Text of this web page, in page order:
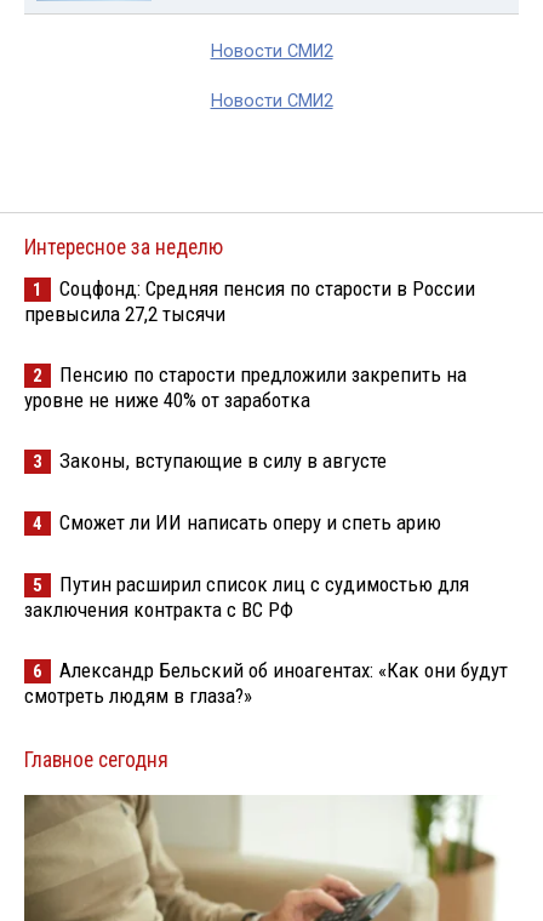
Новости СМИ2
Новости СМИ2
Интересное за неделю
1
Соцфонд: Средняя пенсия по старости в России
превысила 27,2 тысячи
2
Пенсию по старости предложили закрепить на
уровне не ниже 40% от заработка
3 Законы, вступающие в силу в августе
4 Сможет ли ИИ написать оперу и спеть арию
5
Путин расширил список лиц с судимостью для
заключения контракта с ВС РФ
6
Александр Бельский об иноагентах: «Как они будут
смотреть людям в глаза?»
Главное сегодня